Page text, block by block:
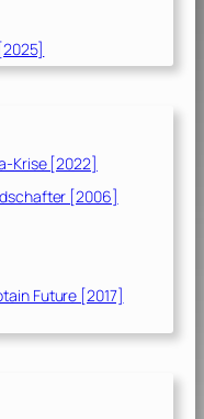
Krise [2022]
[2006]
Future [2017]